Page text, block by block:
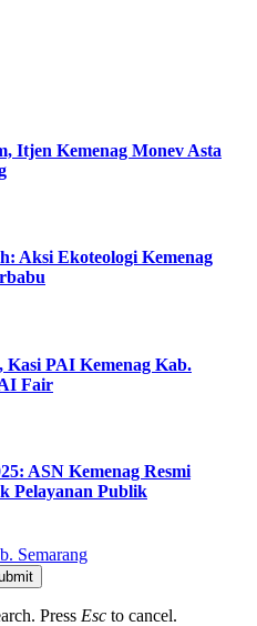
Itjen Kemenag Monev Asta
Aksi Ekoteologi Kemenag
Kasi PAI Kemenag Kab.
Fair
ASN Kemenag Resmi
Pelayanan Publik
Semarang
Press Esc to cancel.